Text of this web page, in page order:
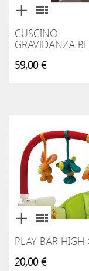
CUSCINO
GRAVIDANZA
59,00 €
PLAY BAR HIGH
20,00 €